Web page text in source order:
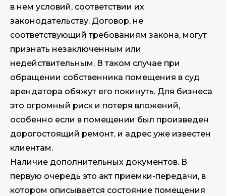
в нем условий, соответствии их
законодательству. Договор, не
соответствующий требованиям закона, могут
признать незаключенным или
недействительным. В таком случае при
обращении собственника помещения в суд
арендатора обяжут его покинуть. Для бизнеса
это огромный риск и потеря вложений,
особенно если в помещении был произведен
дорогостоящий ремонт, и адрес уже известен
клиентам.
Наличие дополнительных документов. В
первую очередь это акт приемки-передачи, в
котором описывается состояние помещения